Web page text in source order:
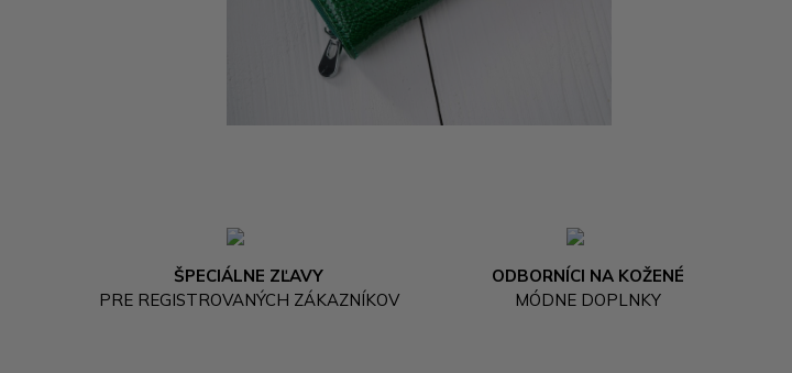
ŠPECIÁLNE ZĽAVY
PRE REGISTROVANÝCH ZÁKAZNÍKOV
ODBORNÍCI NA KOŽENÉ
MÓDNE DOPLNKY